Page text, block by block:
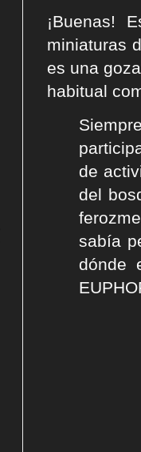
¡Buenas!
miniaturas
es una
habitual
de
del
sabía
dónde